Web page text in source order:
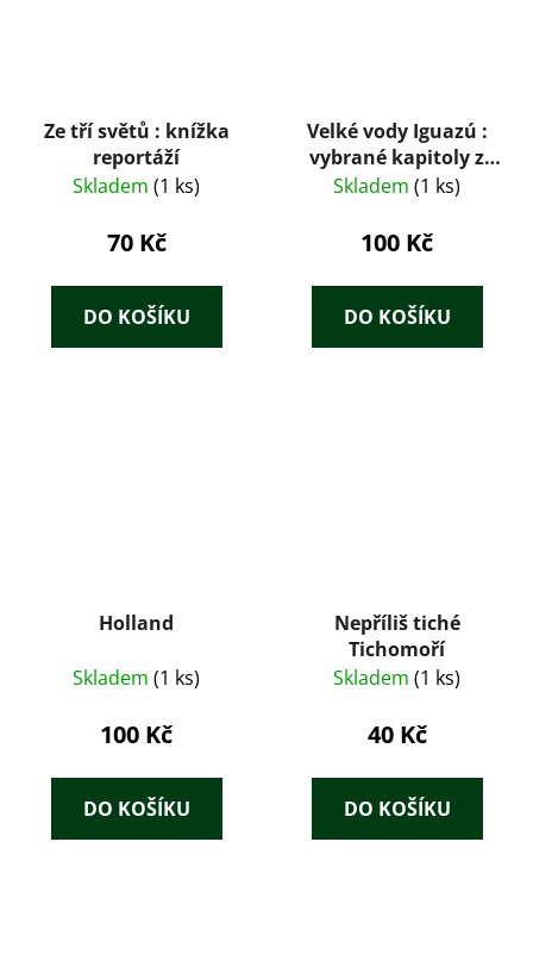
Ze tří světů : knížka
reportáží
Skladem (1 ks)
70 Kč
DO KOŠÍKU
Velké vody Iguazú :
vybrané kapitoly z
knihy Tam za řekou
Skladem (1 ks)
100 Kč
DO KOŠÍKU
Holland
Skladem (1 ks)
100 Kč
DO KOŠÍKU
Nepříliš tiché
Tichomoří
Skladem (1 ks)
40 Kč
DO KOŠÍKU